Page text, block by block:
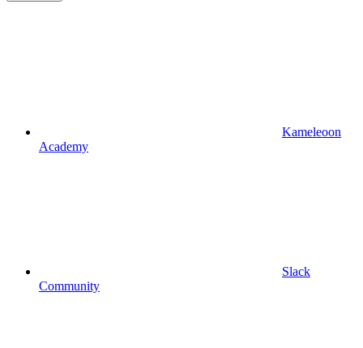
Kameleoon
Academy
Slack
Community